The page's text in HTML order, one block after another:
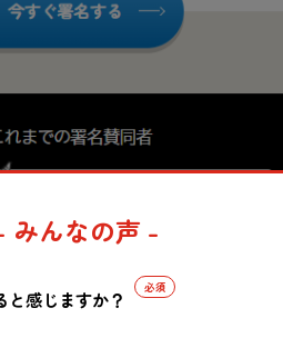
みんなの声 -
感じますか？